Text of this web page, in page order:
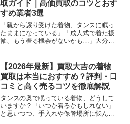
取ガイド｜高価買取のコツとおす
すめ業者3選
「親から譲り受けた着物、タンスに眠っ
たままになっている」「成人式で着た振
袖、もう着る機会がないかも…」大分県
め、ただ保管しているだけでも時間と共
に価値が下がってしまうこ...
【2026年最新】買取大吉の着物
買取は本当におすすめ？評判・口
コミと高く売るコツを徹底解説
タンスの奥で眠っている着物、どうして
いますか？「いつか着るかもしれない」
と思いつつ、手入れや保管場所に悩んで